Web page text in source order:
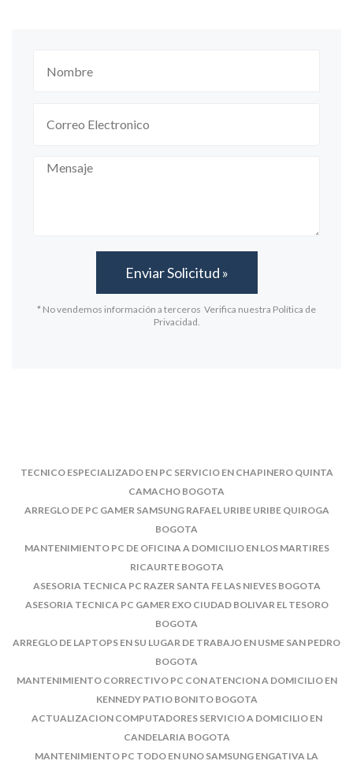
* No vendemos información a terceros Verifica nuestra Política de
Privacidad.
TECNICO ESPECIALIZADO EN PC SERVICIO EN CHAPINERO QUINTA
CAMACHO BOGOTA
ARREGLO DE PC GAMER SAMSUNG RAFAEL URIBE URIBE QUIROGA
BOGOTA
MANTENIMIENTO PC DE OFICINA A DOMICILIO EN LOS MARTIRES
RICAURTE BOGOTA
ASESORIA TECNICA PC RAZER SANTA FE LAS NIEVES BOGOTA
ASESORIA TECNICA PC GAMER EXO CIUDAD BOLIVAR EL TESORO
BOGOTA
ARREGLO DE LAPTOPS EN SU LUGAR DE TRABAJO EN USME SAN PEDRO
BOGOTA
MANTENIMIENTO CORRECTIVO PC CON ATENCION A DOMICILIO EN
KENNEDY PATIO BONITO BOGOTA
ACTUALIZACION COMPUTADORES SERVICIO A DOMICILIO EN
CANDELARIA BOGOTA
MANTENIMIENTO PC TODO EN UNO SAMSUNG ENGATIVA LA